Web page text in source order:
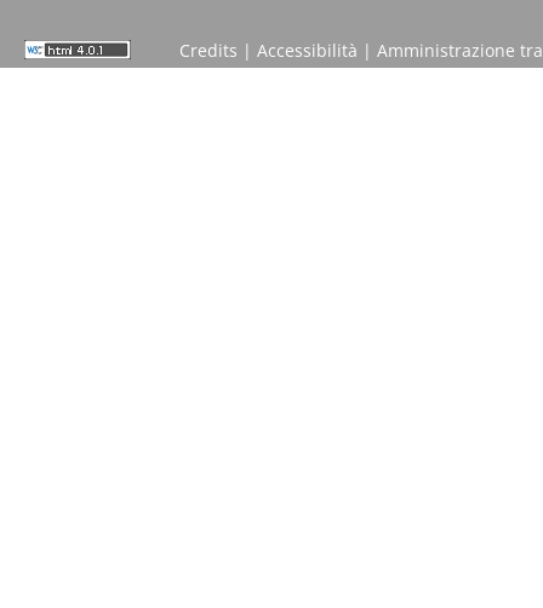
Credits | Accessibilità | Amministrazione